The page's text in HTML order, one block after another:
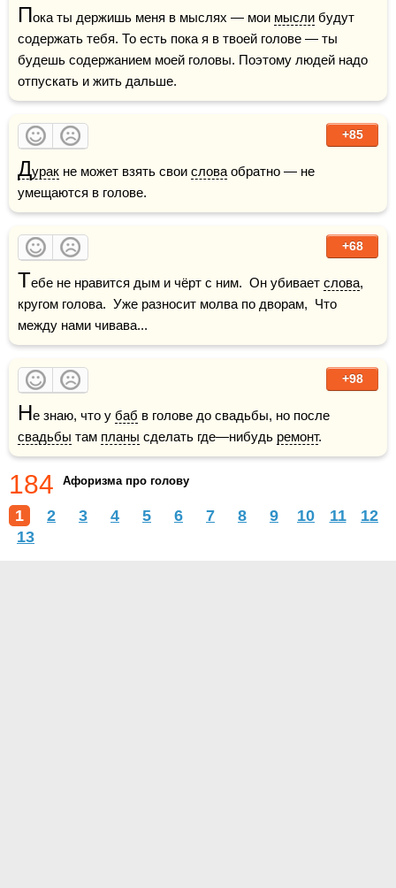
Пока ты держишь меня в мыслях — мои мысли будут
содержать тебя. То есть пока я в твоей голове — ты
будешь содержанием моей головы. Поэтому людей надо
отпускать и жить дальше.
+85
Дурак не может взять свои слова обратно — не
умещаются в голове.
+68
Тебе не нравится дым и чёрт с ним.  Он убивает слова,
кругом голова.  Уже разносит молва по дворам,  Что
между нами чивава...
+98
Не знаю, что у баб
свадьбы там планы сделать где—нибудь ремонт.
184 Афоризма про голову
1 2 3 4 5 6 7 8 9 10 11
12
13